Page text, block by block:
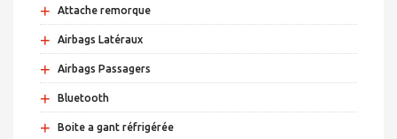
+ Attache remorque
+ Airbags Latéraux
+ Airbags Passagers
+ Bluetooth
+ Boite a gant réfrigérée